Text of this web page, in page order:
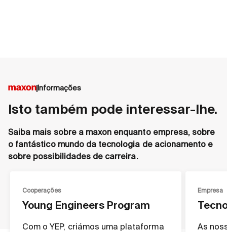
Informações
Isto também pode interessar-lhe.
Saiba mais sobre a maxon enquanto empresa, sobre
o fantástico mundo da tecnologia de acionamento e
sobre possibilidades de carreira.
Cooperações
Young Engineers Program
Com o YEP, criámos uma plataforma
Empresa
As